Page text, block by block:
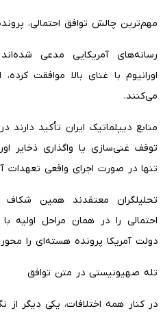
مهم‌ترین چالش توافق احتمالی،
رسانه‌های آمریکایی مدعی
اورانیوم با غنای بالا موافقت
می‌کنند.
منابع دیپلماتیک ایران تأکید
توقف غنی‌سازی یا واگذاری ذخایر
تنها در صورت اجرای واقعی تعهدات
تحلیلگران معتقدند همین شکاف
احتمالی را در همان مراحل اولیه
دولت آمریکا پرونده هسته‌ای را
تله صهیونیستی در متن توافق
در کنار همه اختلافات، یکی دیگر از